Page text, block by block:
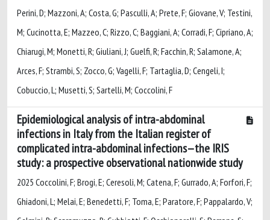
Perini, D; Mazzoni, A; Costa, G; Pasculli, A; Prete, F; Giovane, V; Testini,
M; Cucinotta, E; Mazzeo, C; Rizzo, C; Baggiani, A; Corradi, F; Cipriano, A;
Chiarugi, M; Monetti, R; Giuliani, J; Guelfi, R; Facchin, R; Salamone, A;
Arces, F; Strambi, S; Zocco, G; Vagelli, F; Tartaglia, D; Cengeli, I;
Cobuccio, L; Musetti, S; Sartelli, M; Coccolini, F
Epidemiological analysis of intra-abdominal
infections in Italy from the Italian register of
complicated intra-abdominal infections—the IRIS
study: a prospective observational nationwide study
2025 Coccolini, F; Brogi, E; Ceresoli, M; Catena, F; Gurrado, A; Forfori, F;
Ghiadoni, L; Melai, E; Benedetti, F; Toma, E; Paratore, F; Pappalardo, V;